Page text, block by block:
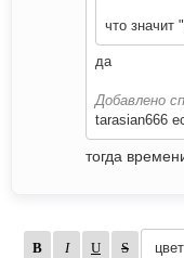
что значит
да
Добавлено
tarasian666
тогда